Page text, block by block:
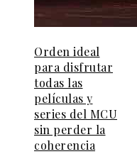
Orden ideal
para disfrutar
todas las
películas y
series del MCU
sin perder la
coherencia